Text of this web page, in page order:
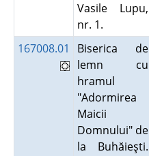
Vasile Lupu,
nr. 1.
167008.01
Biserica de
lemn cu
hramul
"Adormirea
Maicii
Domnului" de
la Buhăieşti.